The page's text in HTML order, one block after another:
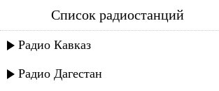
инна даргаева - заманила,
манила
Список радиостанций
Радио Кавказ
Радио Дагестан